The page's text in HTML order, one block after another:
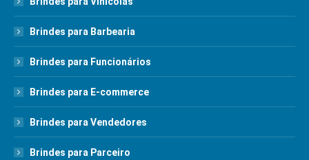
Brindes para Barbearia
Brindes para Funcionários
Brindes para E-commerce
Brindes para Vendedores
Brindes para Parceiro